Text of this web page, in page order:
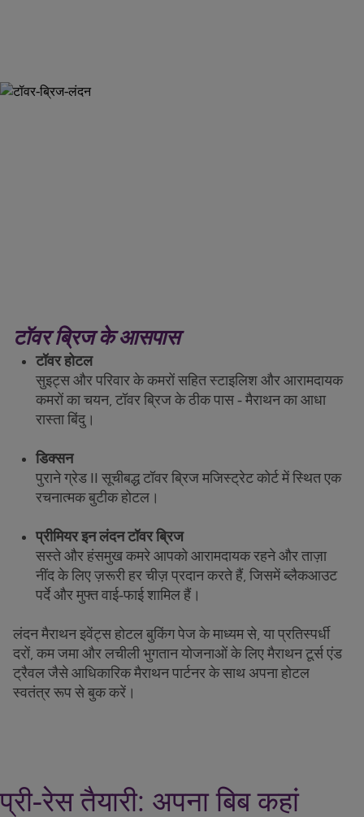
टॉवर ब्रिज के आसपास
टॉवर होटल
सुइट्स और परिवार के कमरों सहित स्टाइलिश और आरामदायक
कमरों का चयन, टॉवर ब्रिज के ठीक पास - मैराथन का आधा
रास्ता बिंदु।
डिक्सन
पुराने ग्रेड II सूचीबद्ध टॉवर ब्रिज मजिस्ट्रेट कोर्ट में स्थित एक
रचनात्मक बुटीक होटल।
प्रीमियर इन लंदन टॉवर ब्रिज
सस्ते और हंसमुख कमरे आपको आरामदायक रहने और ताज़ा
नींद के लिए ज़रूरी हर चीज़ प्रदान करते हैं, जिसमें ब्लैकआउट
पर्दे और मुफ्त वाई-फाई शामिल हैं।
लंदन मैराथन इवेंट्स होटल बुकिंग पेज के माध्यम से, या प्रतिस्पर्धी
दरों, कम जमा और लचीली भुगतान योजनाओं के लिए मैराथन टूर्स एंड
ट्रैवल जैसे आधिकारिक मैराथन पार्टनर के साथ अपना होटल
स्वतंत्र रूप से बुक करें।
प्री-रेस तैयारी: अपना बिब कहां